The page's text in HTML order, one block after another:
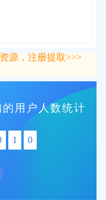
源，注册提取>>>
源，注册提取>>>
用户人数统计
1 0